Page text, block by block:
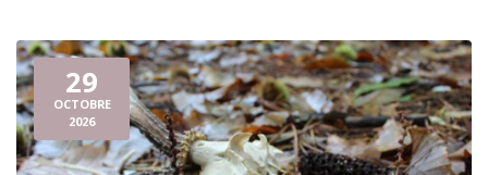
29
OCTOBRE
2026